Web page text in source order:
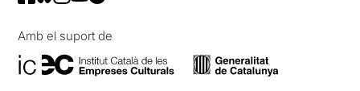
Amb el suport de